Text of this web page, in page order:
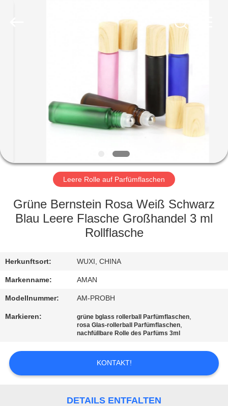
VIDEOS
VR-
SHOW
ÜBER
UNS
QUALITÄTSKONTROLLE
KONTAKT
NACHRICHT
Leere Rolle auf Parfümflaschen
Grüne Bernstein Rosa Weiß Schwarz
Blau Leere Flasche Großhandel 3 ml
Rollflasche
Herkunftsort: WUXI, CHINA
Markenname: AMAN
Modellnummer: AM-PROBH
Markieren: grüne bglass rollerball Parfümflaschen,
rosa Glas-rollerball Parfümflaschen,
nachfüllbare Rolle des Parfüms 3ml
KONTAKT!
DETAILS ENTFALTEN